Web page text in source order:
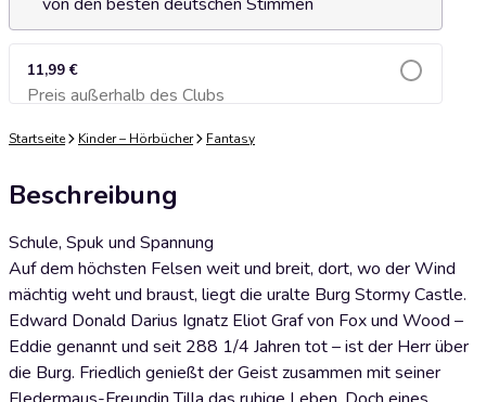
11,99 €
Preis außerhalb des ClubsZum Warenkorb hinzufügen
Startseite Kinder – Hörbücher Fantasy
Beschreibung
Schule, Spuk und Spannung
Auf dem höchsten Felsen weit und breit, dort, wo der Wind
mächtig weht und braust, liegt die uralte Burg Stormy Castle.
Edward Donald Darius Ignatz Eliot Graf von Fox und Wood –
Eddie genannt und seit 288 1/4 Jahren tot – ist der Herr über
die Burg. Friedlich genießt der Geist zusammen mit seiner